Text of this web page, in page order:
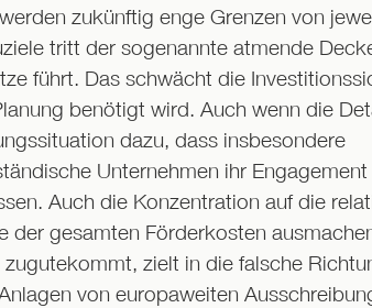
zukünftig enge Grenzen von
tritt der sogenannte atmende
führt. Das schwächt die
benötigt wird. Auch wenn die
dazu, dass insbesondere
Unternehmen ihr
Auch die Konzentration auf die
gesamten Förderkosten
zielt in die falsche
von europaweiten